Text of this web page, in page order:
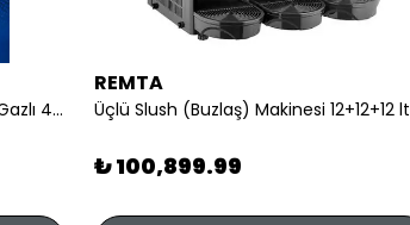
Kuzine Sanayi Tipi Fırınlı 700 Seri Gazlı 4 Açık Ateş 80x70x85 (Lp)-2X6Kw+2X7,5Kw+6Kw Elektrikli Fırın
REMTA
Üçlü Slush (Buzlaş) Makinesi 12+12+12 lt
₺ 100,899.99